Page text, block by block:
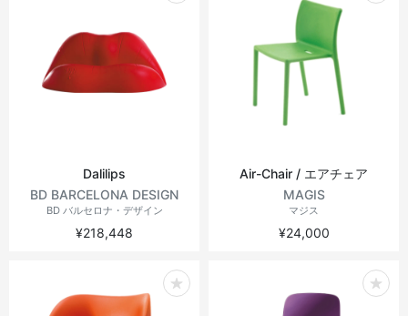
Dalilips
BD BARCELONA DESIGN
BD バルセロナ・デザイン
¥218,448
Air-Chair / エアチェア
MAGIS
マジス
¥24,000